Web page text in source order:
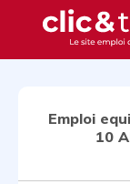
Emploi
10